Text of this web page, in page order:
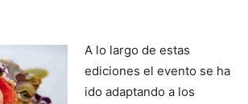
A lo largo de estas
ediciones el evento se ha
ido adaptando a los